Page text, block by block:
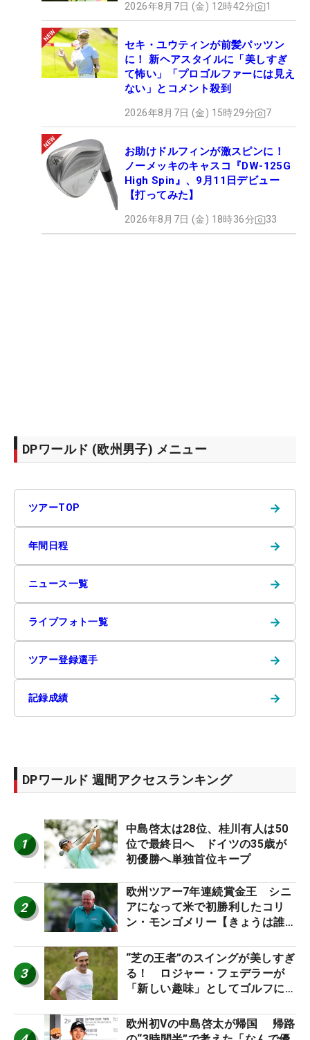
2026年8月7日 (金) 12時42分 1
セキ・ユウティンが前髪パッツン
に！ 新ヘアスタイルに「美しすぎ
て怖い」「プロゴルファーには見え
ない」とコメント殺到
2026年8月7日 (金) 15時29分 7
お助けドルフィンが激スピンに！
ノーメッキのキャスコ『DW-125G
High Spin』、9月11日デビュー
【打ってみた】
2026年8月7日 (金) 18時36分 33
DPワールド (欧州男子) メニュー
ツアーTOP →
年間日程 →
ニュース一覧 →
ライブフォト一覧 →
ツアー登録選手 →
記録成績 →
DPワールド 週間アクセスランキング
1
中島啓太は28位、桂川有人は50
位で最終日へ ドイツの35歳が
初優勝へ単独首位キープ
2
欧州ツアー7年連続賞金王 シニ
アになって米で初勝利したコリ
ン・モンゴメリー【きょうは誰の
3
“芝の王者”のスイングが美しすぎ
る！ ロジャー・フェデラーが
「新しい趣味」としてゴルフに挑
欧州初Vの中島啓太が帰国 帰路